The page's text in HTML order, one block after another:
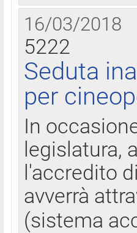
16/03/2018
5222
Seduta
per
In
legislatura,
l'accredito
avverrà
(sistema